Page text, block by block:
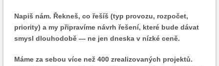
Napiš nám. Řekneš, co řešíš (typ provozu, rozpočet,
priority) a my připravíme návrh řešení, které bude dávat
smysl dlouhodobě — ne jen dneska v nízké ceně.
Máme za sebou více než 400 zrealizovaných projektů.